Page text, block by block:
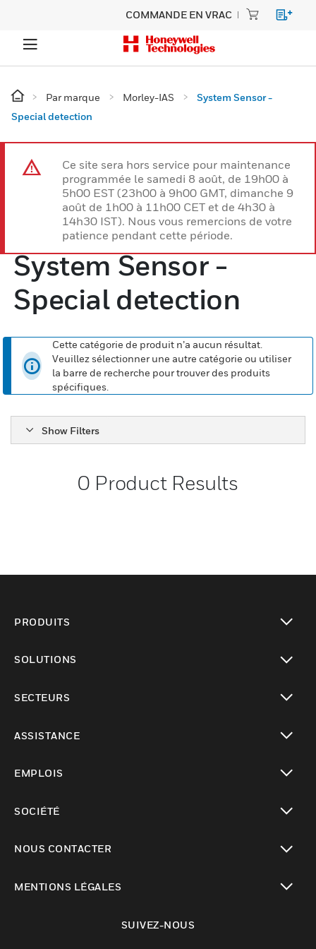
COMMANDE EN VRAC
Par marque Morley-IAS
System Sensor -
Special detection
Ce site sera hors service pour maintenance
programmée le samedi 8 août, de 19h00 à
5h00 EST (23h00 à 9h00 GMT, dimanche 9
août de 1h00 à 11h00 CET et de 4h30 à
14h30 IST). Nous vous remercions de votre
patience pendant cette période.
System Sensor -
Special detection
Cette catégorie de produit n’a aucun résultat.
Veuillez sélectionner une autre catégorie ou utiliser
la barre de recherche pour trouver des produits
spécifiques.
Show Filters
0 Product Results
PRODUITS
SOLUTIONS
SECTEURS
ASSISTANCE
EMPLOIS
SOCIÉTÉ
NOUS CONTACTER
MENTIONS LÉGALES
SUIVEZ-NOUS